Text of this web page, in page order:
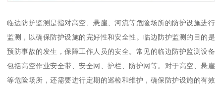
临边防护监测是指对高空、悬崖、河流等危险场所的防护设施进行
监测，以确保防护设施的完好性和安全性。临边防护监测的目的是
预防事故的发生，保障工作人员的安全。常见的临边防护监测设备
包括高空作业安全带、安全网、护栏、防护网等。对于高空、悬崖
等危险场所，还需要进行定期的巡检和维护，确保防护设施的有效